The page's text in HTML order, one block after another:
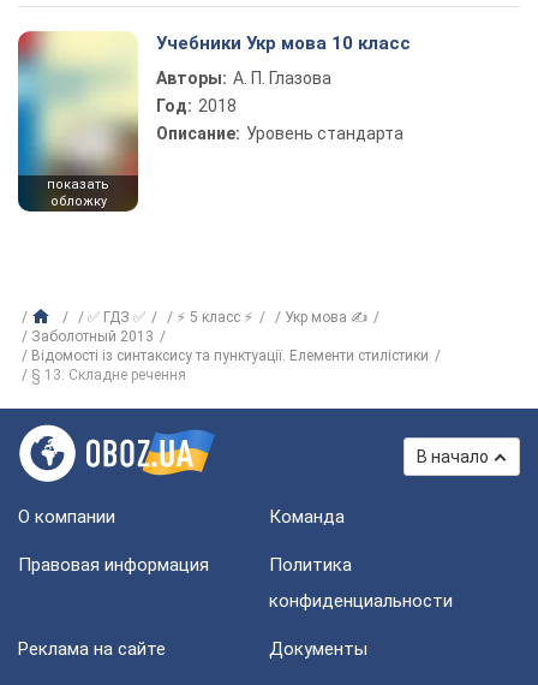
показать
обложку
Учебники Укр мова 10 класс
Авторы: А. П. Глазова
Год: 2018
Описание: Уровень стандарта
✅ ГДЗ ✅ ⚡ 5 класс ⚡
Укр мова ✍
Заболотный 2013
Відомості із синтаксису та пунктуації. Елементи стилістики
§ 13. Складне речення
В начало
О компании Команда
Правовая информация
Политика
конфиденциальности
Реклама на сайте Документы